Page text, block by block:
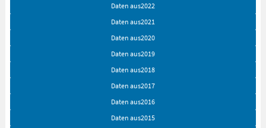
Daten aus2022
Daten aus2021
Daten aus2020
Daten aus2019
Daten aus2018
Daten aus2017
Daten aus2016
Daten aus2015